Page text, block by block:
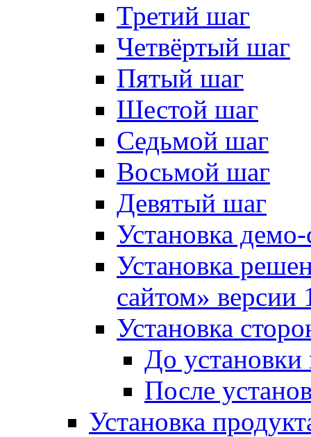
Третий шаг
Четвёртый шаг
Пятый шаг
Шестой шаг
Седьмой шаг
Восьмой шаг
Девятый шаг
Установка
Установка
сайтом»
Установка
До установки
После
Установка